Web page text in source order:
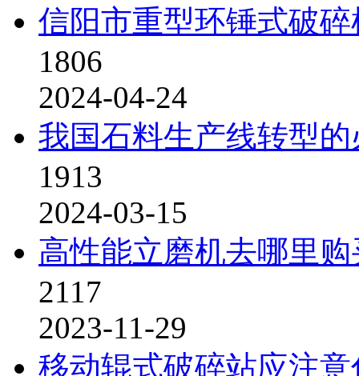
信阳市重型环锤式破碎
1806
2024-04-24
我国石料生产线转型
1913
2024-03-15
高性能立磨机去哪里购
2117
2023-11-29
移动辊式破碎站应注意